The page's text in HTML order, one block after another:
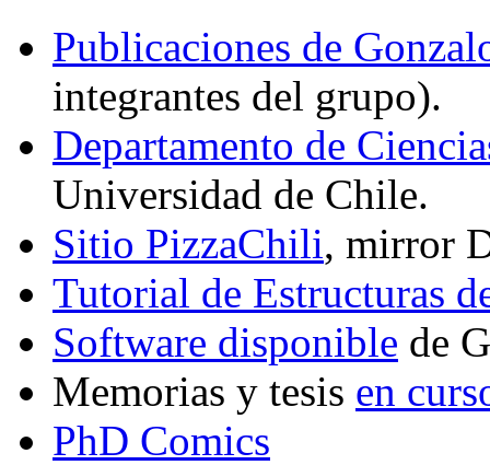
Publicaciones de
integrantes del grupo).
Departamento de
Universidad de Chile.
Sitio PizzaChili, mirror
Tutorial de Estructuras
Software disponible de
Memorias y tesis en
PhD Comics